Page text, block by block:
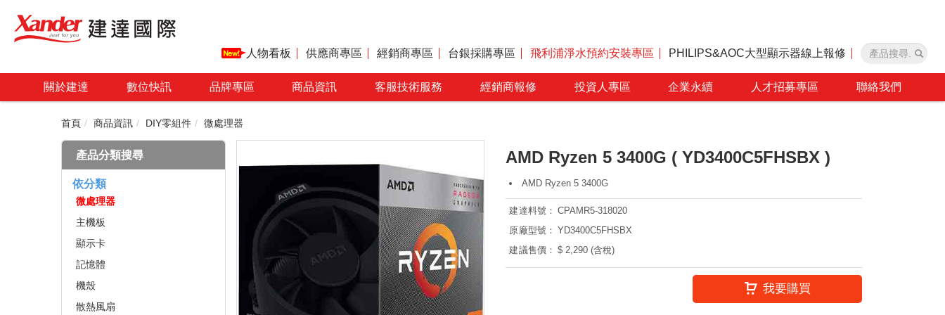
人物看板 供應商專區 經銷商專區 台銀採購專區 飛利浦淨水預約安裝專區 PHILIPS&AOC大型顯示器線上報修
關於建達 數位快訊 品牌專區 商品資訊 客服技術服務 經銷商報修 投資人專區 企業永續 人才招募專區 聯絡我們
首頁 商品資訊 DIY零組件 微處理器
產品分類搜尋
依分類
微處理器
主機板
顯示卡
記憶體
機殼
散熱風扇
AMD Ryzen 5 3400G ( YD3400C5FHSBX )
AMD Ryzen 5 3400G
建達料號： CPAMR5-318020
原廠型號： YD3400C5FHSBX
建議售價： $ 2,290 (含稅)
我要購買